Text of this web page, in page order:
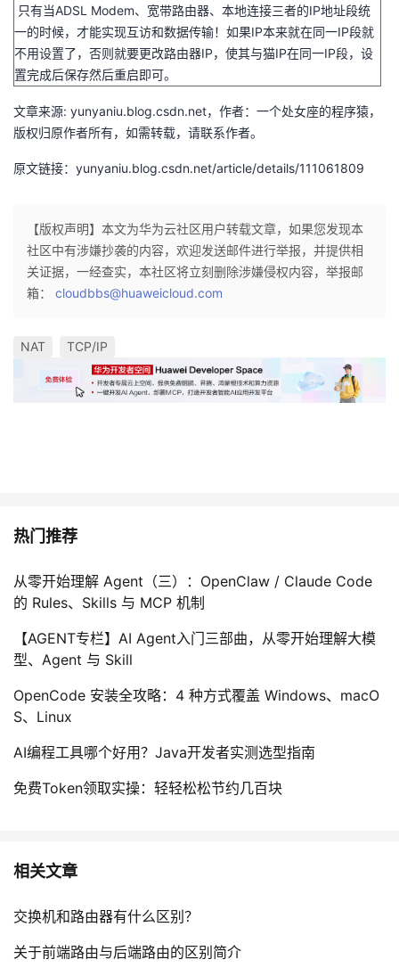
只有当ADSL Modem、宽带路由器、本地连接三者的IP地址段统
一的时候，才能实现互访和数据传输！如果IP本来就在同一IP段就
不用设置了，否则就要更改路由器IP，使其与猫IP在同一IP段，设
置完成后保存然后重启即可。
文章来源: yunyaniu.blog.csdn.net，作者：一个处女座的程序猿，
版权归原作者所有，如需转载，请联系作者。
原文链接：yunyaniu.blog.csdn.net/article/details/111061809
【版权声明】本文为华为云社区用户转载文章，如果您发现本
社区中有涉嫌抄袭的内容，欢迎发送邮件进行举报，并提供相
关证据，一经查实，本社区将立刻删除涉嫌侵权内容，举报邮
箱： cloudbbs@huaweicloud.com
NAT TCP/IP
热门推荐
从零开始理解 Agent（三）：OpenClaw / Claude Code
的 Rules、Skills 与 MCP 机制
【AGENT专栏】AI Agent入门三部曲，从零开始理解大模
型、Agent 与 Skill
OpenCode 安装全攻略：4 种方式覆盖 Windows、macO
S、Linux
AI编程工具哪个好用？Java开发者实测选型指南
免费Token领取实操：轻轻松松节约几百块
相关文章
交换机和路由器有什么区别？
关于前端路由与后端路由的区别简介